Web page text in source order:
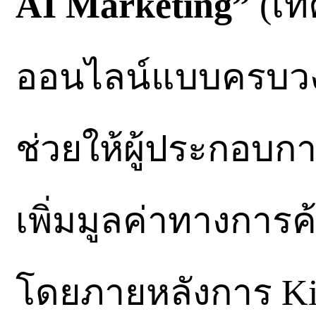
ออนไลน์แบบครบ
ช่วยให้ผู้ประกอบก
เพิ่มมูลค่าทางการ
โดยภายหลังการ